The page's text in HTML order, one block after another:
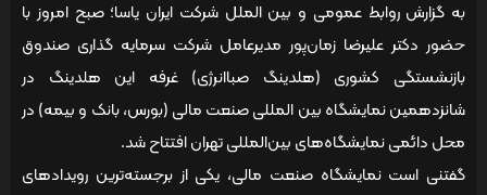
به گزارش روابط عمومی و بین الملل شرکت ایران یاسا؛ صبح امروز با
حضور دکتر علیرضا زمان‌پور مدیرعامل شرکت سرمایه گذاری صندوق
بازنشستگی کشوری (هلدینگ صباانرژی) غرفه این هلدینگ در
شانزدهمین نمایشگاه بین المللی صنعت مالی (بورس، بانک و بیمه) در
محل دائمی نمایشگاه‌های بین‌المللی تهران افتتاح شد.
گفتنی است نمایشگاه صنعت مالی، یکی از برجسته‌ترین رویدادهای